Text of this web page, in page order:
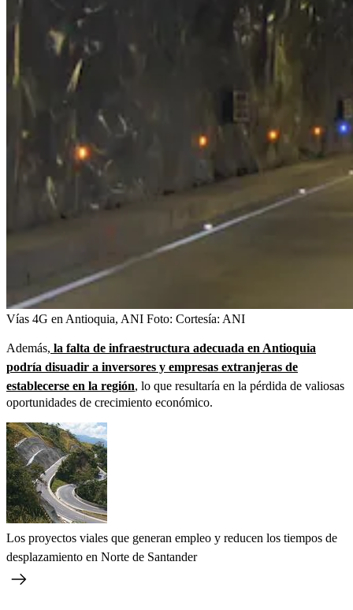
Vías 4G en Antioquia, ANI Foto: Cortesía: ANI
Además, la falta de infraestructura adecuada en Antioquia
podría disuadir a inversores y empresas extranjeras de
establecerse en la región, lo que resultaría en la pérdida de valiosas
oportunidades de crecimiento económico.
Los proyectos viales que generan empleo y reducen los tiempos de
desplazamiento en Norte de Santander